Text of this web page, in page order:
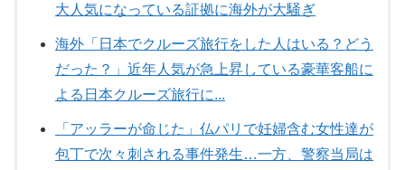
大人気になっている証拠に海外が大騒ぎ
海外「日本でクルーズ旅行をした人はいる？どう
だった？」近年人気が急上昇している豪華客船に
よる日本クルーズ旅行に...
「アッラーが命じた」仏パリで妊婦含む女性達が
包丁で次々刺される事件発生…一方、警察当局は